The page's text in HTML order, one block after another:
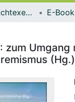
Elektronische Pflichtexemplare E-Book
zum